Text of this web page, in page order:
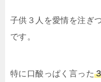
子供３人を愛情を注ぎ
です。
特に口酸っぱく言った